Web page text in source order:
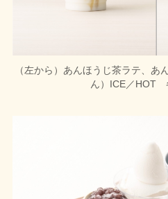
（左から）あんほうじ茶ラテ、あ
ん）ICE／HOT